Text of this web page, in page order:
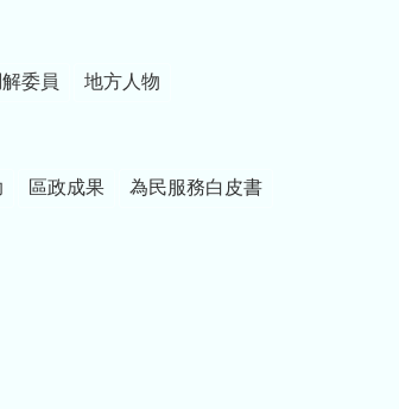
委員 地方人物
區政成果 為民服務白皮書